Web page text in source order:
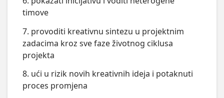
timove
7. provoditi kreativnu sintezu u projektnim
zadacima kroz sve faze životnog ciklusa
projekta
8. ući u rizik novih kreativnih ideja i potaknuti
proces promjena